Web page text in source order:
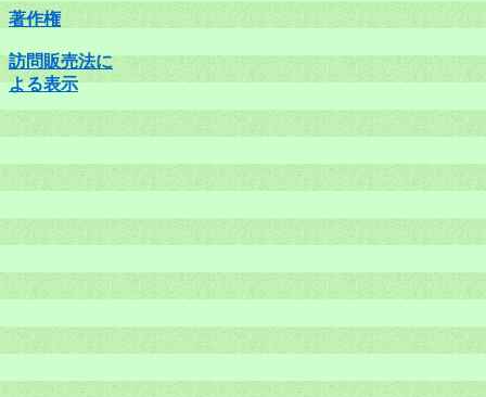
著作権
訪問販売法に
よる表示